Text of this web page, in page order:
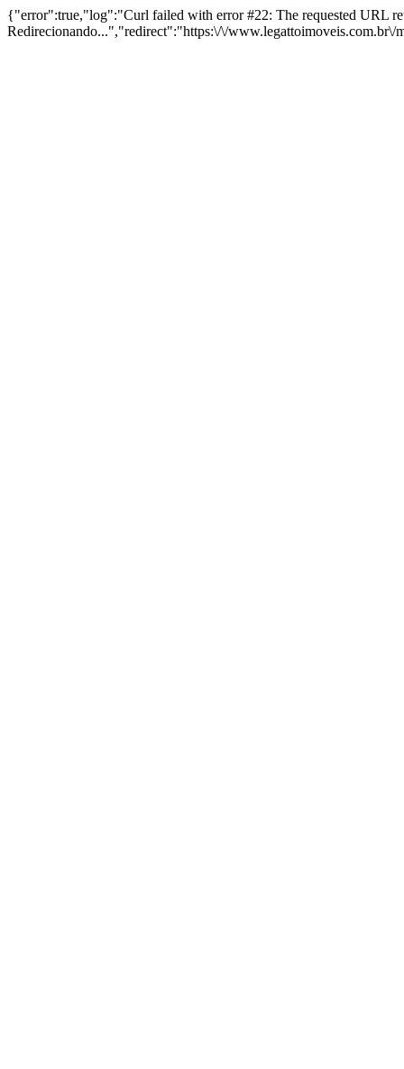
{"error":true,"log":"Curl failed with error #22: The requested URL
Redirecionando...","redirect":"https:\/\/www.legattoimoveis.com.br\/